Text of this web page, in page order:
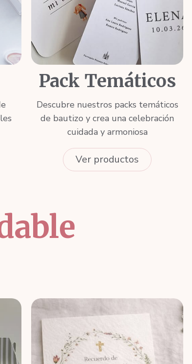
Pack Temáticos
Descubre nuestros packs temáticos
de bautizo y crea una celebración
cuidada y armoniosa
Ver productos